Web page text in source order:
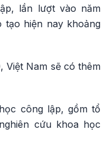
lần lượt vào năm
tạo hiện nay khoảng
Việt Nam sẽ có thêm
công lập, gồm tổ
cứu khoa học